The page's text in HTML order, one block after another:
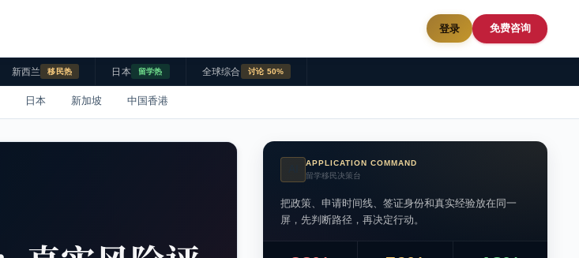
登录 免费咨询
新西兰 移民热 日本 留学热 全球综合 讨论 50%
日本 新加坡 中国香港
APPLICATION COMMAND
留学移民决策台
把政策、申请时间线、签证身份和真实经验放在同一
屏，先判断路径，再决定行动。